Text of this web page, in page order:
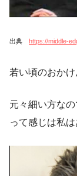
出典 https://middle-
若い頃のおかけ
元々細い方な
って感じは私